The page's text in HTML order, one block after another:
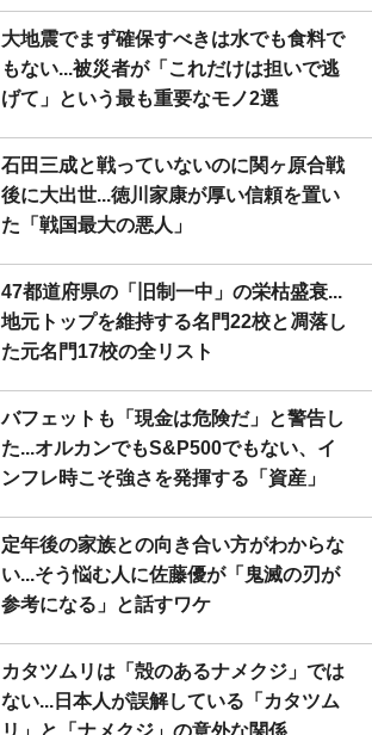
大地震でまず確保すべきは水でも食料で
もない...被災者が「これだけは担いで逃
げて」という最も重要なモノ2選
石田三成と戦っていないのに関ヶ原合戦
後に大出世...徳川家康が厚い信頼を置い
た「戦国最大の悪人」
47都道府県の「旧制一中」の栄枯盛衰...
地元トップを維持する名門22校と凋落し
た元名門17校の全リスト
バフェットも「現金は危険だ」と警告し
た...オルカンでもS&P500でもない、イ
ンフレ時こそ強さを発揮する「資産」
定年後の家族との向き合い方がわからな
い...そう悩む人に佐藤優が「鬼滅の刃が
参考になる」と話すワケ
カタツムリは「殻のあるナメクジ」では
ない...日本人が誤解している「カタツム
リ」と「ナメクジ」の意外な関係